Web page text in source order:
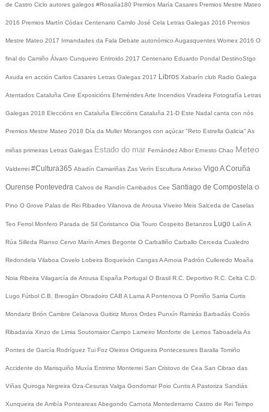
de Castro Ciclo autores galegos #Rosalía180 Premios María Casares Premios Mestre Mateo
2016 Premios Martín Códax Centenario Camilo José Cela Letras Galegas 2016 Premios
Mestre Mateo 2017 Irmandades da Fala Debate autonómico Augasquentes Womex 2016 O
final do Camiño Álvaro Cunqueiro Entroido 2017 Centenario Eduardo Pondal DestinoStgo
Axuda en acción Carlos Casares Letras Galegas 2017 Libros Xabarín club Radio Galega
Atentados Cataluña Cine Exposicións EfeméridesArte Incendios Viradeira Fotografía Letras
Galegas 2018 Eleccións en Cataluña Eleccións Cataluña 21-D Este Nadal canta con nós
Premios Mestre Mateo 2018 Día da Muller Morangos con açúcar "Reto Estrella Galicia" As
miñas primeiras Letras Galegas Estado do mar Fernández Albor Ernesto Chao Meteo
Valderrei #Cultura365 Abadín Camariñas Zas Verín Escultura Arteixo Vigo A Coruña
Ourense Pontevedra Calvos de Randín Cambados Cee Santiago de Compostela O
Pino O Grove Palas de Rei Ribadeo Vilanova de Arousa Viveiro Meis Salceda de Caselas
Teo Ferrol Monfero Parada de Sil Coristanco Oia Touro Cospeito Betanzos Lugo Lalín A
Rúa Silleda Rianxo Cervo Marín Ames Begonte O Carballiño Carballo Cerceda Cualedro
Redondela Vilaboa Covelo Lobeira Boqueixón CangasA Arnoia Padrón Culleredo Moaña
Noia Ribeira Vilagarcía de Arousa España Portugal O Brasil R.C. Deportivo R.C. Celta C.D.
Lugo Fútbol C.B. Breogán Obradoiro CAB A Lama A Pontenova O Porriño Sarria Curtis
Mondariz Brión Cambre Celanova Guitiriz Muros Ordes Punxín Ramirás Barbadás Coirós
Ribadavia Xinzo de Limia Soutomaior Campo Lameiro Monforte de Lemos Taboadela As
Pontes de García Rodríguez Tui Foz Oleiros Ortigueira Pontecesures Baralla Tomiño
Accidente do Marisquiño Muxía Entrimo Monterrei San Cristovo de Cea San Cibrao das
Viñas Quiroga Negreira Oza-Cesuras Valga Gondomar Poio CuntisA Pastoriza Sandiás
Xunqueira de Ambía PonteareasAbegondo Carnota Montederramo Castro de Rei Tempo